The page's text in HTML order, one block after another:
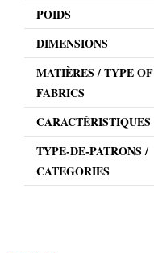
POIDS
DIMENSIONS
MATIÈRES / TYPE OF
FABRICS
CARACTÉRISTIQUES
TYPE-DE-PATRONS /
CATEGORIES